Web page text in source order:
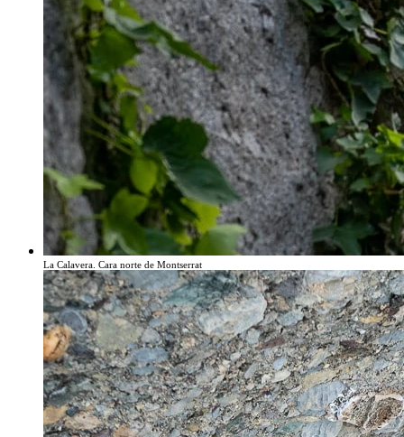
La Calavera. Cara norte de Montserrat